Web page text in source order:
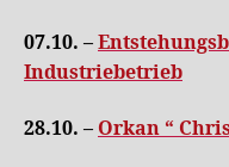
07.10. –
Industriebetrieb
28.10. – Orkan “